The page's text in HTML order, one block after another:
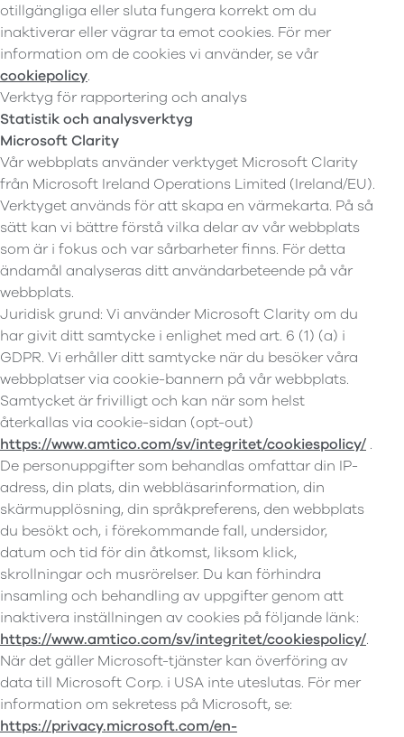
otillgängliga eller sluta fungera korrekt om du
inaktiverar eller vägrar ta emot cookies. För mer
information om de cookies vi använder, se vår
cookiepolicy.
Verktyg för rapportering och analys
Statistik och analysverktyg
Microsoft Clarity
Vår webbplats använder verktyget Microsoft Clarity
från Microsoft Ireland Operations Limited (Ireland/EU).
Verktyget används för att skapa en värmekarta. På så
sätt kan vi bättre förstå vilka delar av vår webbplats
som är i fokus och var sårbarheter finns. För detta
ändamål analyseras ditt användarbeteende på vår
webbplats.
Juridisk grund: Vi använder Microsoft Clarity om du
har givit ditt samtycke i enlighet med art. 6 (1) (a) i
GDPR. Vi erhåller ditt samtycke när du besöker våra
webbplatser via cookie-bannern på vår webbplats.
Samtycket är frivilligt och kan när som helst
återkallas via cookie-sidan (opt-out)
https://www.amtico.com/sv/integritet/cookiespolicy/ .
De personuppgifter som behandlas omfattar din IP-
adress, din plats, din webbläsarinformation, din
skärmupplösning, din språkpreferens, den webbplats
du besökt och, i förekommande fall, undersidor,
datum och tid för din åtkomst, liksom klick,
skrollningar och musrörelser. Du kan förhindra
insamling och behandling av uppgifter genom att
inaktivera inställningen av cookies på följande länk:
https://www.amtico.com/sv/integritet/cookiespolicy/.
När det gäller Microsoft-tjänster kan överföring av
data till Microsoft Corp. i USA inte uteslutas. För mer
information om sekretess på Microsoft, se:
https://privacy.microsoft.com/en-